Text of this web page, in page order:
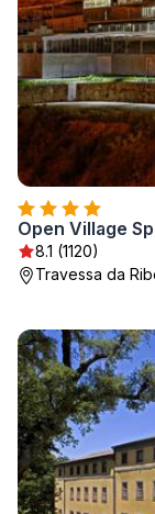
Open Village
8.1 (1120)
Travessa da